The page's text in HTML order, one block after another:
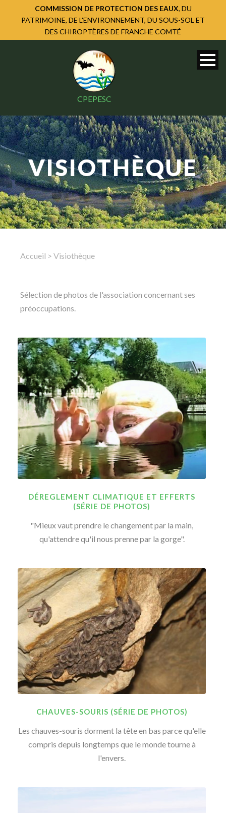
COMMISSION DE PROTECTION DES EAUX, DU
PATRIMOINE, DE L'ENVIRONNEMENT, DU SOUS-SOL ET
DES CHIROPTÈRES DE FRANCHE COMTÉ
CPEPESC
VISIOTHÈQUE
Accueil > Visiothèque
Sélection de photos de l'association concernant ses
préoccupations.
DÉREGLEMENT CLIMATIQUE ET EFFERTS
(SÉRIE DE PHOTOS)
"Mieux vaut prendre le changement par la main,
qu'attendre qu'il nous prenne par la gorge".
CHAUVES-SOURIS (SÉRIE DE PHOTOS)
Les chauves-souris dorment la tête en bas parce qu'elle
compris depuis longtemps que le monde tourne à
l'envers.